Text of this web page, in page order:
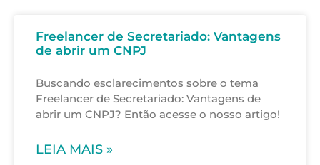
Freelancer de Secretariado: Vantagens
de abrir um CNPJ
Buscando esclarecimentos sobre o tema
Freelancer de Secretariado: Vantagens de
abrir um CNPJ? Então acesse o nosso artigo!
LEIA MAIS »